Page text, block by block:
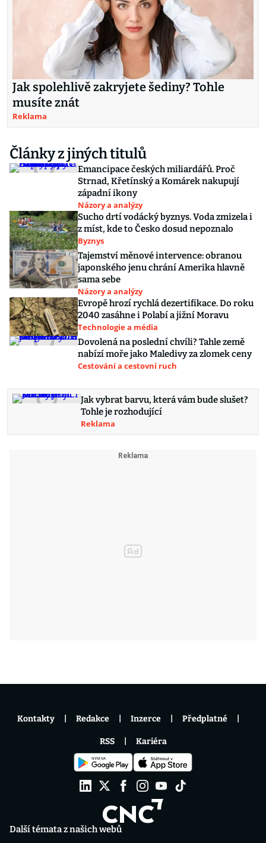
Jak spolehlivě zakryjete šediny? Tohle
musíte znát
Reklama
Články z jiných titulů
Emancipace českých miliardářů. Proč
Strnad, Křetínský a Komárek nakupují
západní ikony
Názory a analýzy
Sucho drtí vodácký byznys. Voda zmizela i
z míst, kde to Česko dosud nepoznalo
Byznys
Tajemství měnové intervence: obranou
japonského jenu chrání Amerika hlavně
sama sebe
Názory a analýzy
Evropě hrozí rychlá dezertifikace. Do roku
2040 zasáhne i Polabí a jižní Moravu
Technologie a média
Dovolená na poslední chvíli? Tahle země
nabízí moře jako Maledivy za zlomek ceny
Cestování a cestovní ruch
Jak vybrat barvu, která vám bude slušet?
Tohle je rozhodující
Reklama
Další témata z našich webů
Kontakty Redakce Inzerce Předplatné
RSS Kariéra